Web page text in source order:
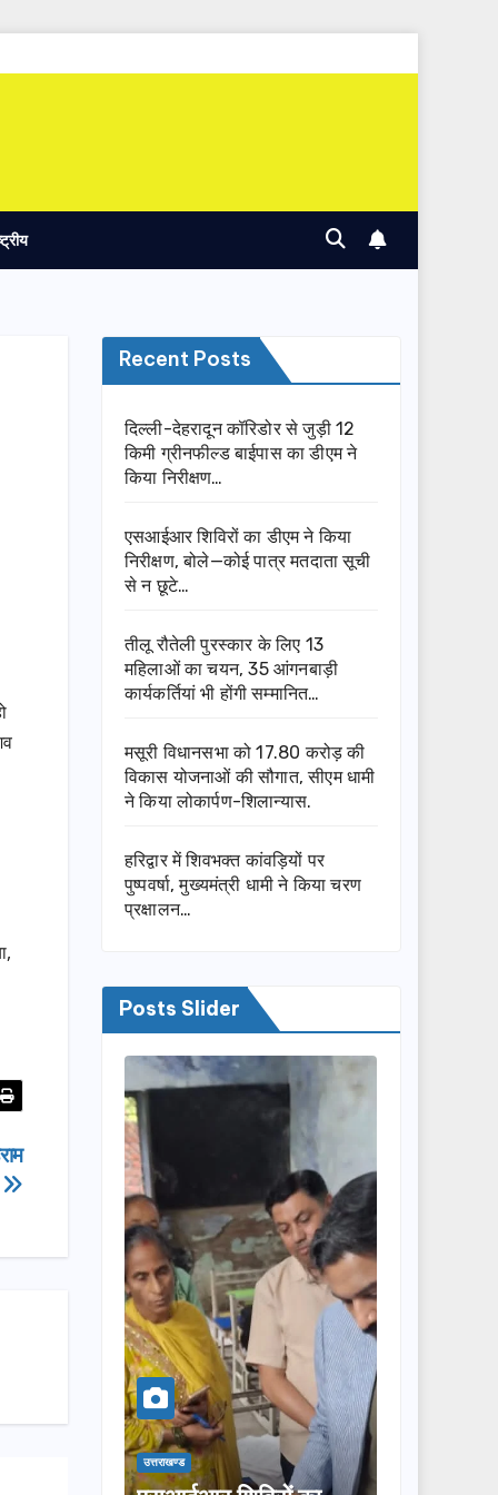
Recent Posts
दिल्ली-देहरादून कॉरिडोर से जुड़ी 12
किमी ग्रीनफील्ड बाईपास का डीएम ने
किया निरीक्षण…
एसआईआर शिविरों का डीएम ने किया
निरीक्षण, बोले—कोई पात्र मतदाता सूची
से न छूटे…
तीलू रौतेली पुरस्कार के लिए 13
महिलाओं का चयन, 35 आंगनबाड़ी
कार्यकर्तियां भी होंगी सम्मानित…
मसूरी विधानसभा को 17.80 करोड़ की
विकास योजनाओं की सौगात, सीएम धामी
ने किया लोकार्पण-शिलान्यास.
हरिद्वार में शिवभक्त कांवड़ियों पर
पुष्पवर्षा, मुख्यमंत्री धामी ने किया चरण
प्रक्षालन…
Posts Slider
उत्तराखण्ड